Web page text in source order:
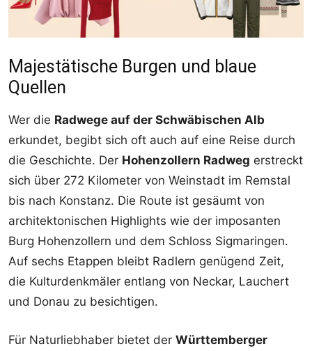
Majestätische Burgen und blaue
Quellen
Wer die Radwege auf der Schwäbischen Alb
erkundet, begibt sich oft auch auf eine Reise durch
die Geschichte. Der Hohenzollern Radweg erstreckt
sich über 272 Kilometer von Weinstadt im Remstal
bis nach Konstanz. Die Route ist gesäumt von
architektonischen Highlights wie der imposanten
Burg Hohenzollern und dem Schloss Sigmaringen.
Auf sechs Etappen bleibt Radlern genügend Zeit,
die Kulturdenkmäler entlang von Neckar, Lauchert
und Donau zu besichtigen.
Für Naturliebhaber bietet der Württemberger